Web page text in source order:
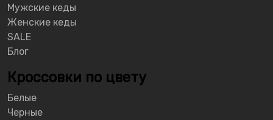
Мужские кеды
Женские кеды
SALE
Блог
Кроссовки по цвету
Белые
Черные